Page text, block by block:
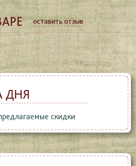
оставить отзыв
ДНЯ
скидки